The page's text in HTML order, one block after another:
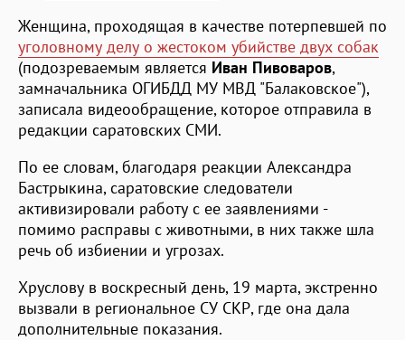
Женщина, проходящая в качестве потерпевшей по
уголовному делу о жестоком убийстве двух собак
(подозреваемым является Иван Пивоваров,
замначальника ОГИБДД МУ МВД "Балаковское"),
записала видеообращение, которое отправила в
редакции саратовских СМИ.
По ее словам, благодаря реакции Александра
Бастрыкина, саратовские следователи
активизировали работу с ее заявлениями -
помимо расправы с животными, в них также шла
речь об избиении и угрозах.
Хруслову в воскресный день, 19 марта, экстренно
вызвали в региональное СУ СКР, где она дала
дополнительные показания.